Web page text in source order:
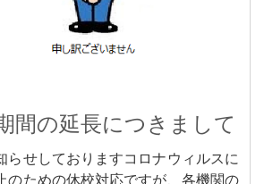
間の延長につきまして
らせしておりますコロナウィルスに
のための休校対応ですが、各機関の